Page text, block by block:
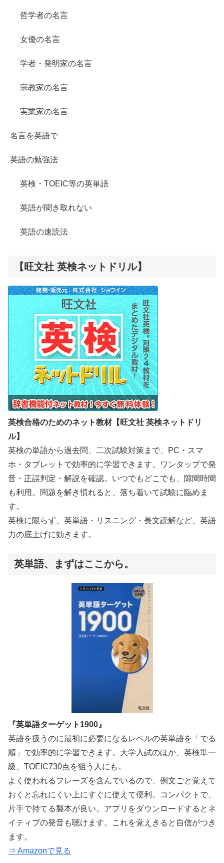
哲学者の名言
女優の名言
学者・発明家の名言
宗教家の名言
実業家の名言
名言を英語で
英語の勉強法
英検・TOEIC等の英単語
英語が聞き取れない
英語の速読法
【旺文社 英検ネットドリル】
英検合格のためのネット教材【旺文社 英検ネットドリ
ル】
英検の単語から過去問、二次試験対策まで、PC・スマ
ホ・タブレットで効率的に学習できます。ワンタップで発
音・正誤判定・解説を確認。いつでもどこでも、隙間時間
も利用。問題を解き慣れると、落ち着いて試験に臨めま
す。
英検に限らず、英単語・リスニング・長文読解など、英語
力の底上げに効きます。
英単語、まずはここから。
『英単語ターゲット1900』
英語を扱うのに最初に必要になるレベルの英単語を「でる
順」で効率的に学習できます。大学入試のほか、英検準一
級、TOEIC730点を狙う人にも。
よく使われるフレーズを含んでいるので、例文ごと覚えて
おくと忘れにくい上にすぐに使えて便利。コンパクトで、
片手で持てる製本が良い。アプリをダウンロードするとネ
イティブの発音も聴けます。これを覚えきると自信がつき
ます。
⇒ Amazonで見る